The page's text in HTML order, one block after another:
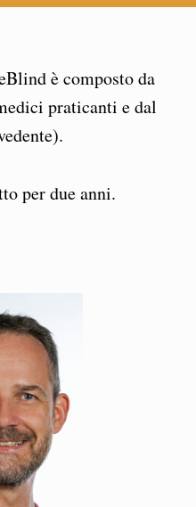
è composto da
praticanti e dal
per due anni.